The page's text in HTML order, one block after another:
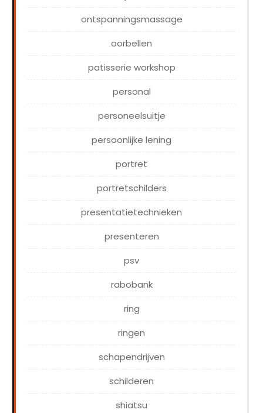
ontspanningsmassage
oorbellen
patisserie workshop
personal
personeelsuitje
persoonlijke lening
portret
portretschilders
presentatietechnieken
presenteren
psv
rabobank
ring
ringen
schapendrijven
schilderen
shiatsu